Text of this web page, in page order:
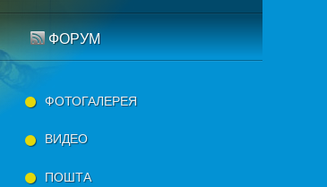
ФОРУМ
ФОТОГАЛЕРЕЯ
ВИДЕО
ПОШТА